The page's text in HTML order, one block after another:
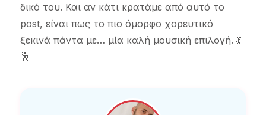
δικό του. Και αν κάτι κρατάμε από αυτό το
post, είναι πως το πιο όμορφο χορευτικό
ξεκινά πάντα με… μία καλή μουσική επιλογή. 💃
🕺